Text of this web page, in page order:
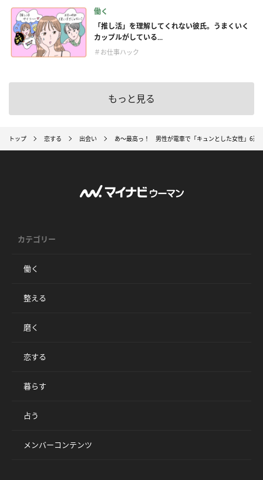
働く
「推し活」を理解してくれない彼氏。うまくいく
カップルがしている...
＃お仕事ハック
もっと見る
トップ 恋する 出会い あ～最高っ！ 男性が電車で「キュンとした女性」6選
カテゴリー
働く
整える
磨く
恋する
暮らす
占う
メンバーコンテンツ